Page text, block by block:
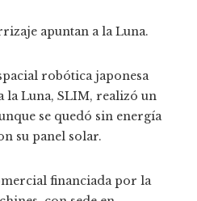
apuntan a la Luna.
robótica japonesa
la Luna, SLIM, realizó un
se quedó sin energía
su panel solar.
financiada por la